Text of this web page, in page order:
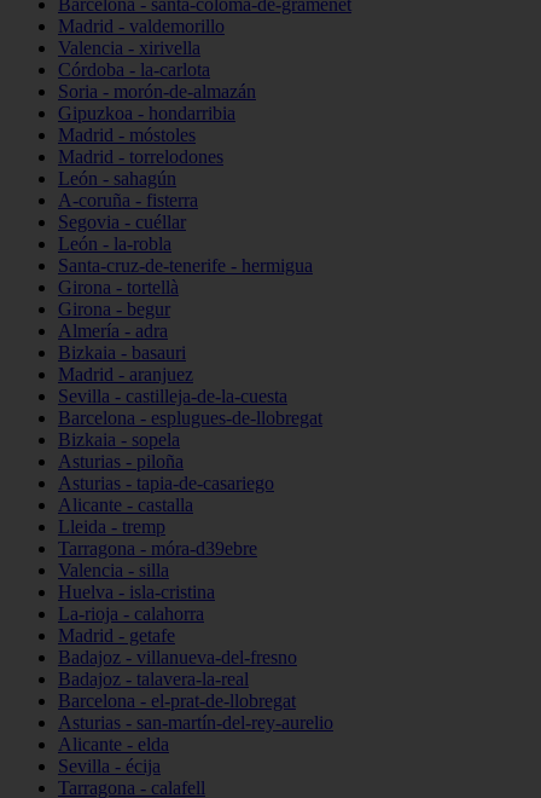
Barcelona - santa-coloma-de-gramenet
Madrid - valdemorillo
Valencia - xirivella
Córdoba - la-carlota
Soria - morón-de-almazán
Gipuzkoa - hondarribia
Madrid - móstoles
Madrid - torrelodones
León - sahagún
A-coruña - fisterra
Segovia - cuéllar
León - la-robla
Santa-cruz-de-tenerife - hermigua
Girona - tortellà
Girona - begur
Almería - adra
Bizkaia - basauri
Madrid - aranjuez
Sevilla - castilleja-de-la-cuesta
Barcelona - esplugues-de-llobregat
Bizkaia - sopela
Asturias - piloña
Asturias - tapia-de-casariego
Alicante - castalla
Lleida - tremp
Tarragona - móra-d39ebre
Valencia - silla
Huelva - isla-cristina
La-rioja - calahorra
Madrid - getafe
Badajoz - villanueva-del-fresno
Badajoz - talavera-la-real
Barcelona - el-prat-de-llobregat
Asturias - san-martín-del-rey-aurelio
Alicante - elda
Sevilla - écija
Tarragona - calafell